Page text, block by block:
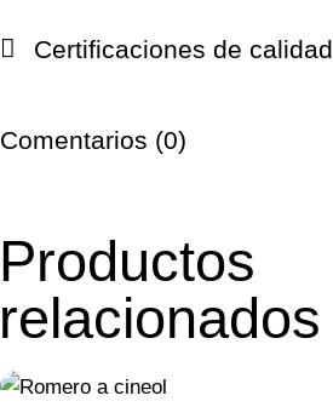
Certificaciones de calidad
Comentarios (0)
Productos
relacionados